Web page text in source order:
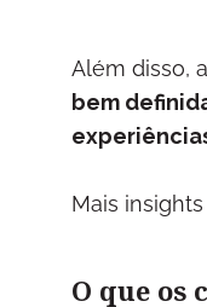
Além disso,
bem
Mais
O que os